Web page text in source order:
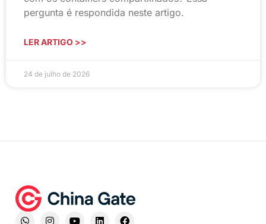
pergunta é respondida neste artigo.
LER ARTIGO >>
24 de julho de 2026